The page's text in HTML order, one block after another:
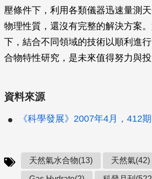
壓條件下，利用各類儀器迅速量測
物理性質，還沒有完整的解決方案
下，結合不同領域的技術以順利進
合物特性研究，是未來值得努力與投
資料來源
《科學發展》2007年4月，412
天然氣水合物(13) 天然氣(42)